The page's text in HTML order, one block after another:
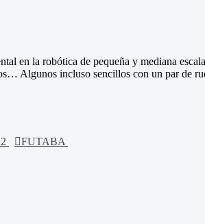
en la robótica de pequeña y mediana
Algunos incluso sencillos con un par de
FUTABA